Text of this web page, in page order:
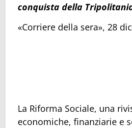
conquista della
«Corriere della sera», 28
La Riforma Sociale, una
economiche, finanziarie e